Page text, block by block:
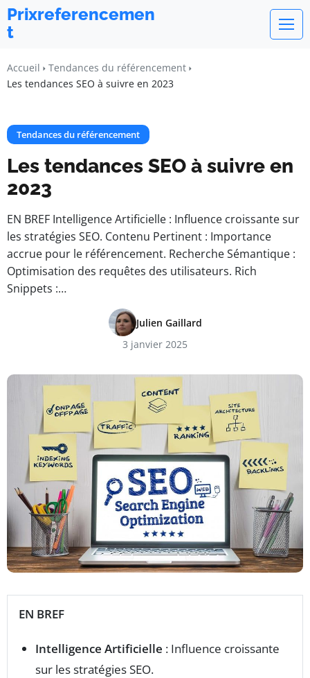
Prixreferencemen
t
Accueil
Tendances du référencement
Les tendances SEO à suivre en 2023
Tendances du référencement
Les tendances SEO à suivre en
2023
EN BREF Intelligence Artificielle : Influence croissante sur
les stratégies SEO. Contenu Pertinent : Importance
accrue pour le référencement. Recherche Sémantique :
Optimisation des requêtes des utilisateurs. Rich
Snippets :…
Julien Gaillard
3 janvier 2025
EN BREF
Intelligence Artificielle : Influence croissante
sur les stratégies SEO.